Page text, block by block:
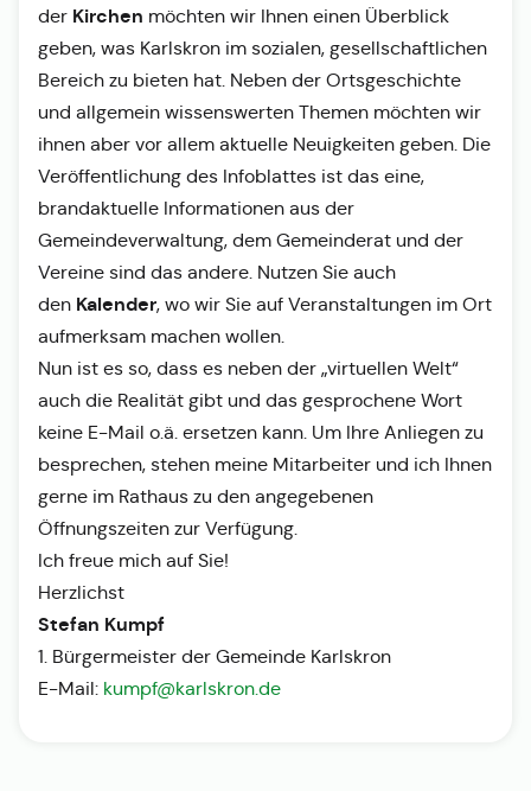
der Kirchen möchten wir Ihnen einen Überblick
geben, was Karlskron im sozialen, gesellschaftlichen
Bereich zu bieten hat. Neben der Ortsgeschichte
und allgemein wissenswerten Themen möchten wir
ihnen aber vor allem aktuelle Neuigkeiten geben. Die
Veröffentlichung des Infoblattes ist das eine,
brandaktuelle Informationen aus der
Gemeindeverwaltung, dem Gemeinderat und der
Vereine sind das andere. Nutzen Sie auch
den Kalender, wo wir Sie auf Veranstaltungen im Ort
aufmerksam machen wollen.
Nun ist es so, dass es neben der „virtuellen Welt“
auch die Realität gibt und das gesprochene Wort
keine E-Mail o.ä. ersetzen kann. Um Ihre Anliegen zu
besprechen, stehen meine Mitarbeiter und ich Ihnen
gerne im Rathaus zu den angegebenen
Öffnungszeiten zur Verfügung.
Ich freue mich auf Sie!
Herzlichst
Stefan Kumpf
1. Bürgermeister der Gemeinde Karlskron
E-Mail: kumpf@karlskron.de